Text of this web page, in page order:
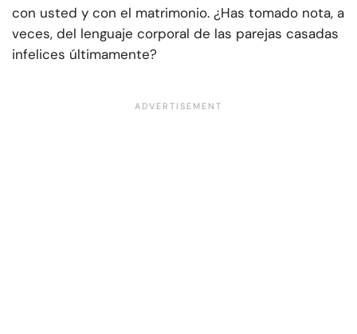
con usted y con el matrimonio. ¿Has tomado nota, a
veces, del lenguaje corporal de las parejas casadas
infelices últimamente?